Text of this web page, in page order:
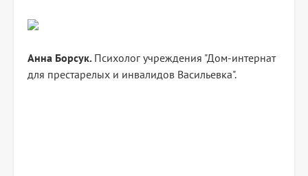
Анна Борсук. Психолог учреждения "Дом-интернат
для престарелых и инвалидов Васильевка".